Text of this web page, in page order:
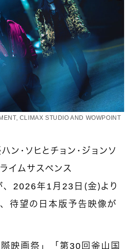
CLIMAX STUDIO AND WOWPOINT
・ソヒとチョン・ジョンソ
イムサスペンス
2026年1月23日（金）より
待望の日本版予告映像が
際映画祭」「第30回釜山国